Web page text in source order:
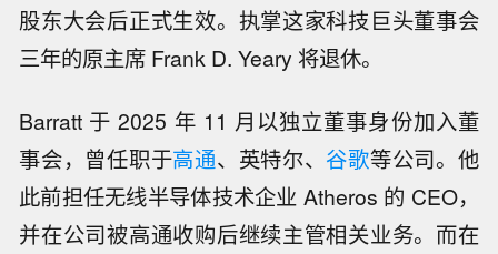
股东大会后正式生效。执掌这家科技巨头董事会
三年的原主席 Frank D. Yeary 将退休。
Barratt 于 2025 年 11 月以独立董事身份加入董
事会，曾任职于高通、英特尔、 谷歌等公司。他
此前担任无线半导体技术企业 Atheros 的 CEO，
并在公司被高通收购后继续主管相关业务。而在